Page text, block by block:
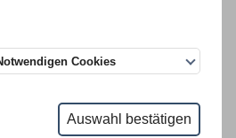
Cookies
Auswahl bestätigen